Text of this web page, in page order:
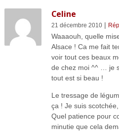
Celine
21 décembre 2010|
Waaaouh, quelle
Alsace ! Ca me fait
voir tout ces beaux
de chez moi ^^ … je
tout est si beau !
Le tressage de
ça ! Je suis
Quel patience pour
minutie que cela